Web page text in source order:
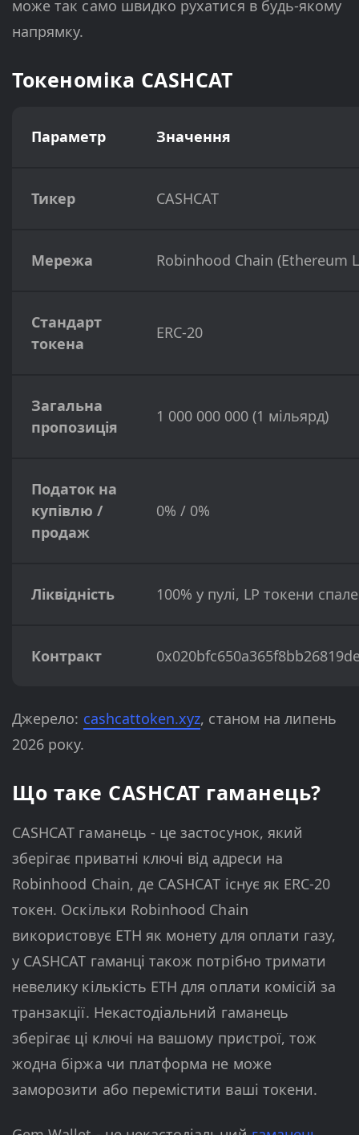
може так само швидко рухатися в будь-якому
напрямку.
Токеноміка CASHCAT
Параметр Значення
Тикер CASHCAT
Мережа Robinhood Chain (Ethereum
Стандарт
токена
ERC-20
Загальна
пропозиція
1 000 000 000 (1 мільярд)
Податок на
купівлю /
продаж
0% / 0%
Ліквідність 100% у пулі, LP токени
Контракт
Джерело: cashcattoken.xyz, станом на липень
2026 року.
Що таке CASHCAT гаманець?
CASHCAT гаманець - це застосунок, який
зберігає приватні ключі від адреси на
Robinhood Chain, де CASHCAT існує як ERC-20
токен. Оскільки Robinhood Chain
використовує ETH як монету для оплати газу,
у CASHCAT гаманці також потрібно тримати
невелику кількість ETH для оплати комісій за
транзакції. Некастодіальний гаманець
зберігає ці ключі на вашому пристрої, тож
жодна біржа чи платформа не може
заморозити або перемістити ваші токени.